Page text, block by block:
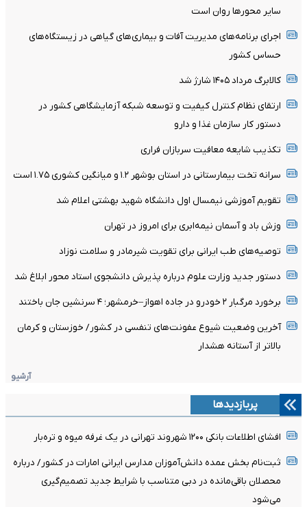
سایر محورها روان است
اجرای برنامه‌های مدیریت آفات و بیماری‌های گیاهی در زیستگاه‌های
حساس کشور
کالابرگ مرداد ۱۴۰۵ شارژ شد
ارتقای نظام کنترل کیفیت و توسعه شبکه آزمایشگاهی کشور در
دستور کار سازمان غذا و دارو
تکذیب شایعه معافیت سربازان فراری
سرانه تخت بیمارستانی در استان بوشهر ۱.۲ و میانگین کشوری ۱.۷۵ است
تقویم آموزشی نیمسال اول دانشگاه شهید بهشتی اعلام شد
وزش باد و آسمان نیمه‌ابری برای امروز در تهران
توصیه‌های طب ایرانی برای تقویت شیرمادر و سلامت نوزاد
دستور جدید وزارت علوم درباره پذیرش دانشجوی استاد محور ابلاغ شد
برخورد مرگبار ۲ خودرو در جاده اهواز–خرمشهر؛ ۴ سرنشین جان باختند
آخرین وضعیت شیوع عفونت‌های تنفسی در کشور/ خوزستان و کرمان
بالاتر از آستانه هشدار
آرشیو
پربازدیدها
افشای اطلاعات بانکی ۱۲۰۰ شهروند تهرانی در یک غرفه میوه و تره‌بار
ثبت‌نام بخش عمده دانش‌آموزان مدارس ایرانی امارات در کشور/ درباره
محصلان باقی‌مانده در دبی متناسب با شرایط جدید تصمیم‌گیری
می‌شود